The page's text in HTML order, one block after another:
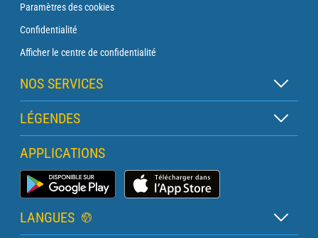
Paramètres des cookies
Confidentialité
Afficher le centre de confidentialité
NOS SERVICES
Abonnement Zen
Abonnement Balise
Abonnement Traversée
Abonnement Phare
LÉGENDES
Légende des cartes
Légende des pictogrammes
Glossaire
APPLICATIONS
Application Météo Marine
LANGUES